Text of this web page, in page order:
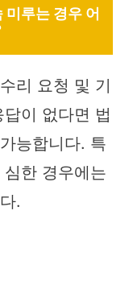
루는 경우 어
리 요청 및 기
이 없다면 법
능합니다. 특
한 경우에는
.